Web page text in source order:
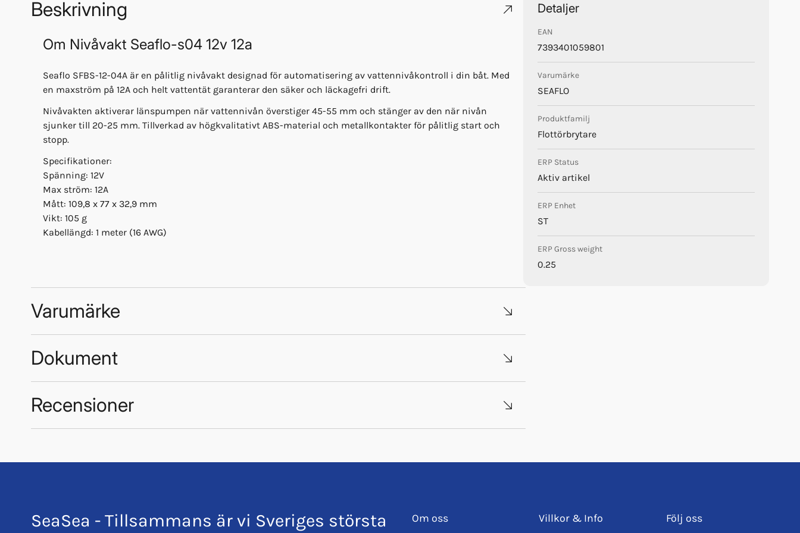
Beskrivning
Om Nivåvakt Seaflo-s04 12v 12a
Seaflo SFBS-12-04A är en pålitlig nivåvakt designad för automatisering av vattennivåkontroll i din båt. Med
en maxström på 12A och helt vattentät garanterar den säker och läckagefri drift.
Nivåvakten aktiverar länspumpen när vattennivån överstiger 45-55 mm och stänger av den när nivån
sjunker till 20-25 mm. Tillverkad av högkvalitativt ABS-material och metallkontakter för pålitlig start och
stopp.
Specifikationer:
Spänning: 12V
Max ström: 12A
Mått: 109,8 x 77 x 32,9 mm
Vikt: 105 g
Kabellängd: 1 meter (16 AWG)
Varumärke
Dokument
Recensioner
Detaljer
EAN
7393401059801
Varumärke
SEAFLO
Produktfamilj
Flottörbrytare
ERP Status
Aktiv artikel
ERP Enhet
ST
ERP Gross weight
0.25
SeaSea - Tillsammans är vi Sveriges största
Om oss Villkor & Info Följ oss